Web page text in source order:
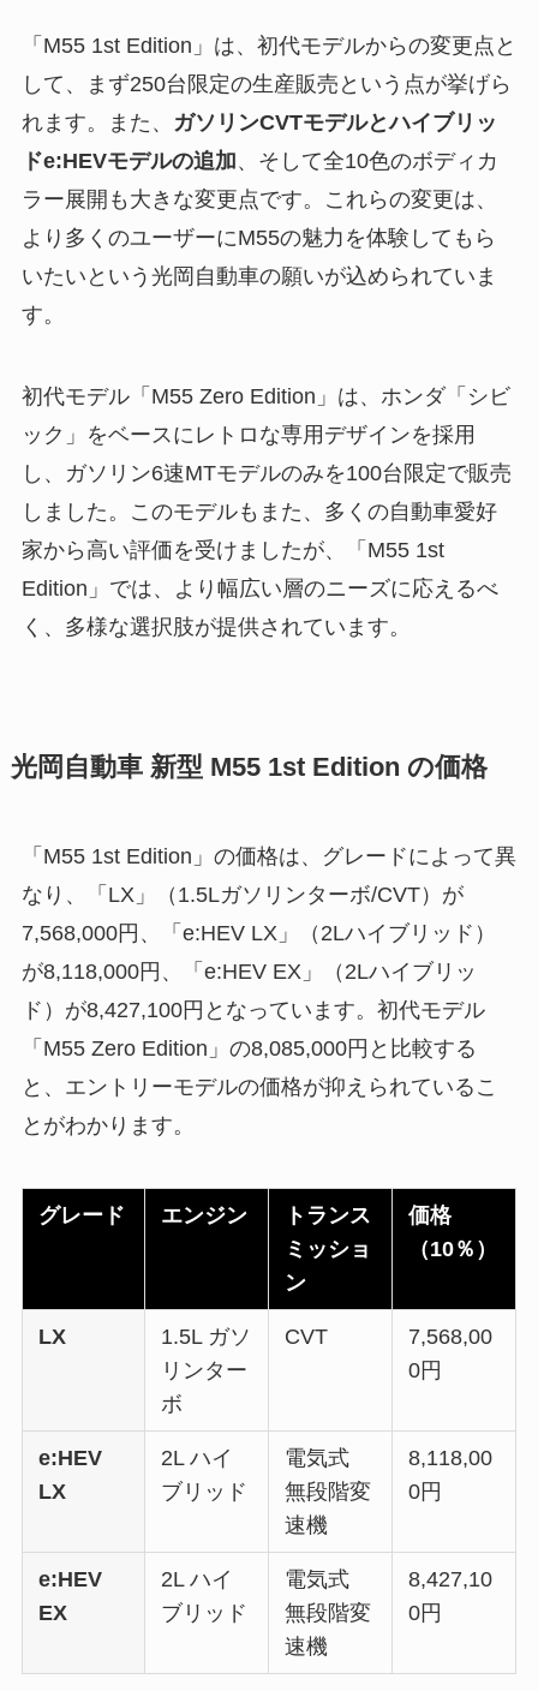
「M55 1st Edition」は、初代モデルからの変更点と
して、まず250台限定の生産販売という点が挙げら
れます。また、
ガソリンCVTモデルとハイブリッ
ドe:HEVモデルの追加、そして全10色のボディカ
ラー展開も大きな変更点です。これらの変更は、
より多くのユーザーにM55の魅力を体験してもら
いたいという光岡自動車の願いが込められていま
す。
初代モデル「M55 Zero Edition」は、ホンダ「シビ
ック」をベースにレトロな専用デザインを採用
し、ガソリン6速MTモデルのみを100台限定で販売
しました。このモデルもまた、多くの自動車愛好
家から高い評価を受けましたが、「M55 1st
Edition」では、より幅広い層のニーズに応えるべ
く、多様な選択肢が提供されています。
光岡自動車 新型 M55 1st Edition の価格
「M55 1st Edition」の価格は、グレードによって異
なり、「LX」（1.5Lガソリンターボ/CVT）が
7,568,000円、「e:HEV LX」（2Lハイブリッド）
が8,118,000円、「e:HEV EX」（2Lハイブリッ
ド）が8,427,100円となっています。初代モデル
「M55 Zero Edition」の8,085,000円と比較する
と、エントリーモデルの価格が抑えられているこ
とがわかります。
グレード エンジン
トランス
ミッショ
ン
価格
（10％）
LX
1.5L ガソ
リンター
ボ
CVT
7,568,00
0円
e:HEV
LX
2L ハイ
ブリッド
電気式
無段階変
速機
8,118,00
0円
e:HEV
EX
2L ハイ
ブリッド
電気式
無段階変
速機
8,427,10
0円